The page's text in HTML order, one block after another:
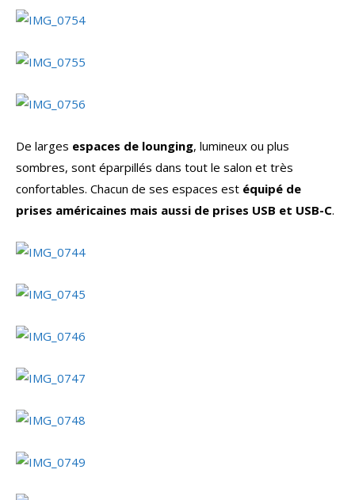
De larges espaces de lounging, lumineux ou plus
sombres, sont éparpillés dans tout le salon et très
confortables. Chacun de ses espaces est équipé de
prises américaines mais aussi de prises USB et USB-C.